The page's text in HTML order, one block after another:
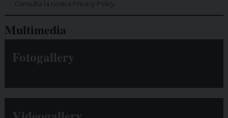
Consulta la nostra Privacy Policy.
Multimedia
Fotogallery